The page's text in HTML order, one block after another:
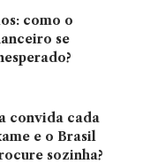
como o
se
convida cada
e o Brasil
sozinha?